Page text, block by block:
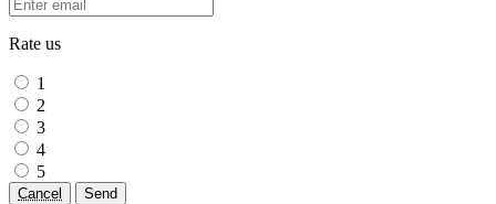
Rate us
1
2
3
4
5
Cancel Send